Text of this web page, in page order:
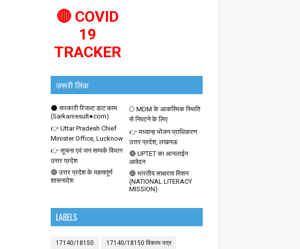
🔴 COVID
19
TRACKER
ज़रूरी लिंक
🌑 सरकारी रिजल्ट डाट काम
(Sarkariresult●com)
🌕 MDM के आकस्मिक स्थिति
से निपटने के लिए
👉 Uttar Pradesh Chief
Minister Office, Lucknow
👉 मध्यान्ह भोजन प्राधिकरण
उत्तर प्रदेश, लखनऊ
👉 सूचना एवं जन सम्पर्क विभाग
उत्तर प्रदेश
🔴 UPTET का आनलाईन
आवेदन
🔴 उत्तर प्रदेश के महत्वपूर्ण
शासनादेश
🔵 भारतीय साक्षरता मिशन
(NATIONAL LITERACY
MISSION)
LABELS
17140/18150 17140/18150 विकल्प पत्र